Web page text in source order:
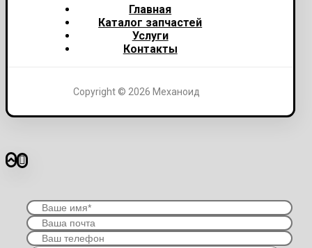
Главная
Каталог запчастей
Услуги
Контакты
Copyright © 2026 Механоид